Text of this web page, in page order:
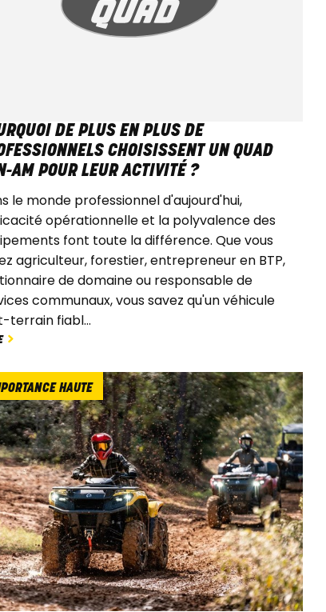
DE PLUS EN PLUS DE
CHOISISSENT UN QUAD
AM POUR LEUR ACTIVITÉ ?
le monde professionnel d'aujourd'hui,
opérationnelle et la polyvalence des
font toute la différence. Que vous
agriculteur, forestier, entrepreneur en BTP,
de domaine ou responsable de
communaux, vous savez qu'un véhicule
terrain fiabl...
HAUTE